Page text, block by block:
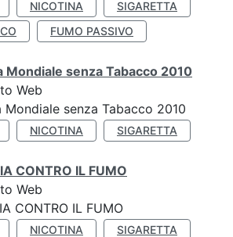
NICOTINA
SIGARETTA
FUMO PASSIVO
Mondiale senza Tabacco 2010
Web
Mondiale senza Tabacco 2010
NICOTINA SIGARETTA
CONTRO IL FUMO
Web
CONTRO IL FUMO
NICOTINA
SIGARETTA